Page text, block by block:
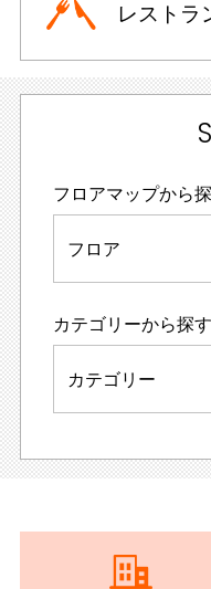
レストラ
フロアマップから
フロア
カテゴリーから探す
カテゴリー